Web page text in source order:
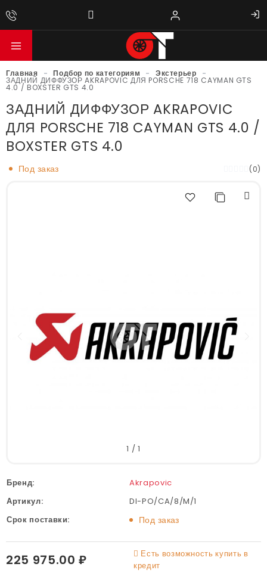
Главная - Подбор по категориям - Экстерьер -
ЗАДНИЙ ДИФФУЗОР AKRAPOVIC ДЛЯ PORSCHE 718 CAYMAN GTS
4.0 / BOXSTER GTS 4.0
ЗАДНИЙ ДИФФУЗОР AKRAPOVIC
ДЛЯ PORSCHE 718 CAYMAN GTS 4.0 /
BOXSTER GTS 4.0
Под заказ (0)
1 / 1
Бренд:
Akrapovic
Артикул:
DI-PO/CA/8/M/1
Срок поставки:
Под заказ
225 975.00 ₽
Есть возможность купить в
кредит